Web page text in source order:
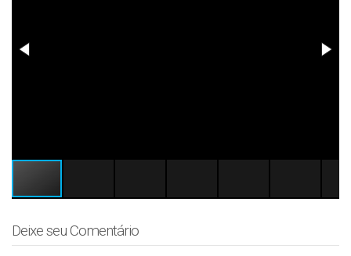
Deixe seu Comentário